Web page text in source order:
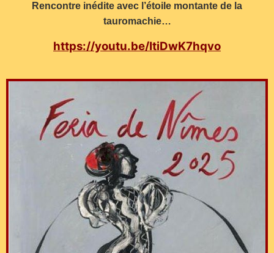
Rencontre inédite avec l’étoile montante de la
tauromachie…
https://youtu.be/ItiDwK7hqvo